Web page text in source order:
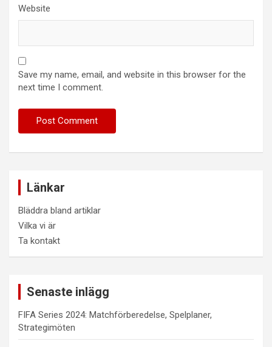
Website
Save my name, email, and website in this browser for the
next time I comment.
Länkar
Bläddra bland artiklar
Vilka vi är
Ta kontakt
Senaste inlägg
FIFA Series 2024: Matchförberedelse, Spelplaner,
Strategimöten